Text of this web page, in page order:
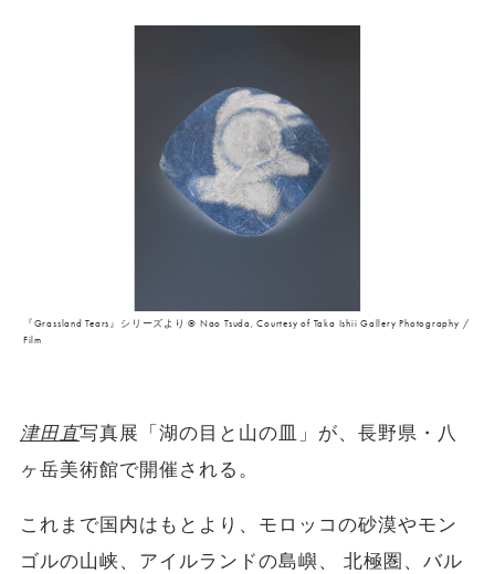
『Grassland Tears』シリーズより © Nao Tsuda, Courtesy of Taka Ishii Gallery Photography /
Film
津田直写真展「湖の目と山の皿」が、長野県・八
ヶ岳美術館で開催される。
これまで国内はもとより、モロッコの砂漠やモン
ゴルの山峡、アイルランドの島嶼、 北極圏、バル